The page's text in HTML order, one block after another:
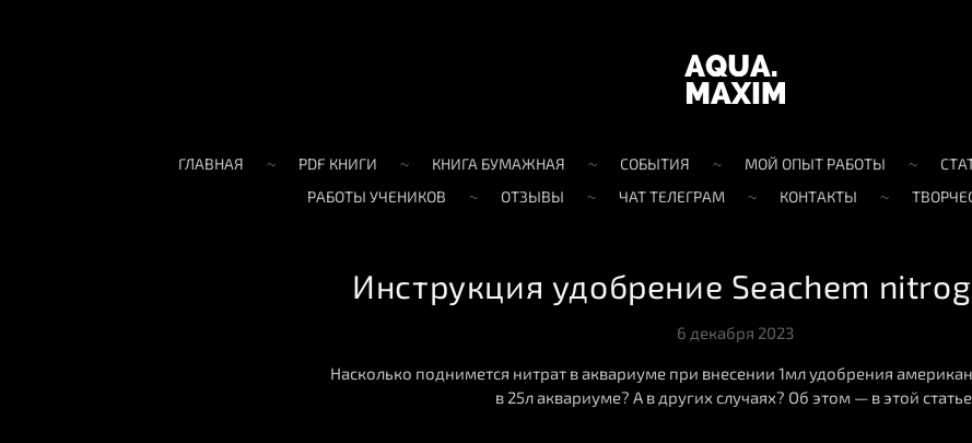
ГЛАВНАЯ PDF КНИГИ КНИГА БУМАЖНАЯ СОБЫТИЯ МОЙ ОПЫТ РАБОТЫ
РАБОТЫ УЧЕНИКОВ
ОТЗЫВЫ ЧАТ ТЕЛЕГРАМ КОНТАКТЫ
Инструкция удобрение Seachem
6 декабря 2023
Насколько поднимется нитрат в аквариуме при внесении 1мл удобрения
в 25л аквариуме? А в других случаях? Об этом — в этой